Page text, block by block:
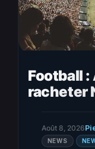
Football
racheter
Août 8, 2026
NEWS